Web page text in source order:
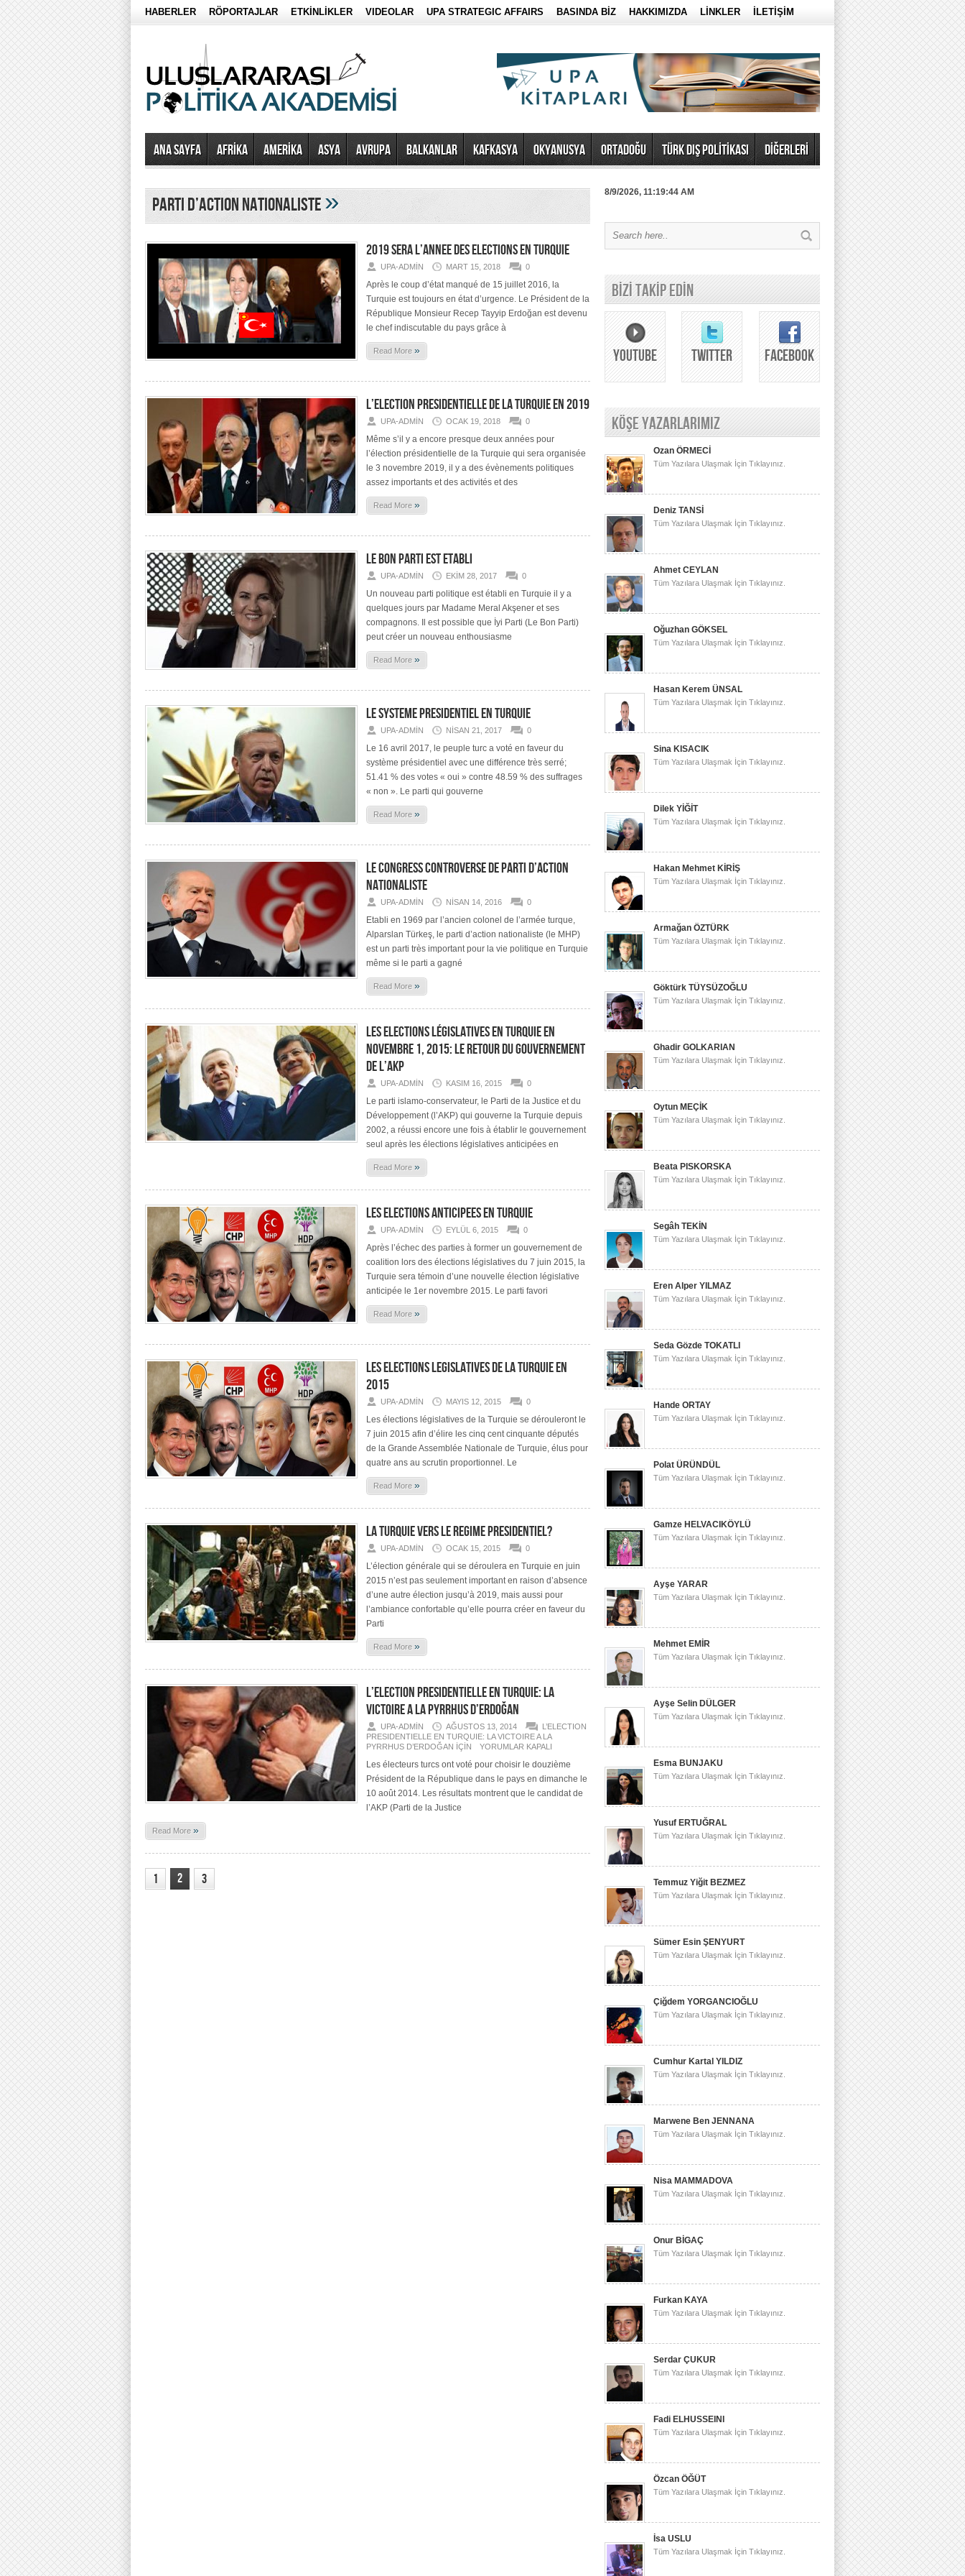
HABERLER RÖPORTAJLAR ETKİNLİKLER VIDEOLAR UPA STRATEGIC AFFAIRS BASINDA BİZ HAKKIMIZDA LİNKLER İLETİŞİM
Ana Sayfa AFRİKA AMERİKA ASYA AVRUPA BALKANLAR KAFKASYA OKYANUSYA ORTADOĞU TÜRK DIŞ POLİTİKASI DİĞERLERİ
Parti d’Action Nationaliste»
2019 SERA L’ANNEE DES ELECTIONS EN TURQUIE
UPA-ADMIN MART 15, 2018 0
Après le coup d’état manqué de 15 juillet 2016, la
Turquie est toujours en état d’urgence. Le Président de la
République Monsieur Recep Tayyip Erdoğan est devenu
le chef indiscutable du pays grâce à
Read More »
L’ELECTION PRESIDENTIELLE DE LA TURQUIE EN 2019
UPA-ADMIN OCAK 19, 2018 0
Même s’il y a encore presque deux années pour
l’élection présidentielle de la Turquie qui sera organisée
le 3 novembre 2019, il y a des évènements politiques
assez importants et des activités et des
Read More »
LE BON PARTI EST ETABLI
UPA-ADMIN EKIM 28, 2017 0
Un nouveau parti politique est établi en Turquie il y a
quelques jours par Madame Meral Akşener et ses
compagnons. Il est possible que İyi Parti (Le Bon Parti)
peut créer un nouveau enthousiasme
Read More »
LE SYSTEME PRESIDENTIEL EN TURQUIE
UPA-ADMIN NISAN 21, 2017 0
Le 16 avril 2017, le peuple turc a voté en faveur du
système présidentiel avec une différence très serré;
51.41 % des votes « oui » contre 48.59 % des suffrages
« non ». Le parti qui gouverne
Read More »
LE CONGRESS CONTROVERSE DE PARTI D’ACTION
NATIONALISTE
UPA-ADMIN NISAN 14, 2016 0
Etabli en 1969 par l’ancien colonel de l’armée turque,
Alparslan Türkeş, le parti d’action nationaliste (le MHP)
est un parti très important pour la vie politique en Turquie
même si le parti a gagné
Read More »
Les Elections Législatives en Turquie en
Novembre 1, 2015: Le Retour du Gouvernement
de l’AKP
UPA-ADMIN KASIM 16, 2015 0
Le parti islamo-conservateur, le Parti de la Justice et du
Développement (l’AKP) qui gouverne la Turquie depuis
2002, a réussi encore une fois à établir le gouvernement
seul après les élections législatives anticipées en
Read More »
LES ELECTIONS ANTICIPEES EN TURQUIE
UPA-ADMIN EYLÜL 6, 2015 0
Après l’échec des parties à former un gouvernement de
coalition lors des élections législatives du 7 juin 2015, la
Turquie sera témoin d’une nouvelle élection législative
anticipée le 1er novembre 2015. Le parti favori
Read More »
LES ELECTIONS LEGISLATIVES DE LA TURQUIE EN
2015
UPA-ADMIN MAYIS 12, 2015 0
Les élections législatives de la Turquie se dérouleront le
7 juin 2015 afin d’élire les cinq cent cinquante députés
de la Grande Assemblée Nationale de Turquie, élus pour
quatre ans au scrutin proportionnel. Le
Read More »
LA TURQUIE VERS LE REGIME PRESIDENTIEL?
UPA-ADMIN OCAK 15, 2015 0
L’élection générale qui se déroulera en Turquie en juin
2015 n’est pas seulement important en raison d’absence
d’une autre élection jusqu’à 2019, mais aussi pour
l’ambiance confortable qu’elle pourra créer en faveur du
Parti
Read More »
L’ELECTION PRESIDENTIELLE EN TURQUIE: LA
VICTOIRE A LA PYRRHUS D’ERDOĞAN
UPA-ADMIN AĞUSTOS 13, 2014
L’ELECTION
PRESIDENTIELLE EN TURQUIE: LA VICTOIRE A LA
PYRRHUS D’ERDOĞAN IÇIN
YORUMLAR KAPALI
Les électeurs turcs ont voté pour choisir le douzième
Président de la République dans le pays en dimanche le
10 août 2014. Les résultats montrent que le candidat de
l’AKP (Parti de la Justice
Read More »
1 2 3
8/9/2026, 11:19:44 AM
BİZİ TAKİP EDİN
YOUTUBE TWITTER FACEBOOK
KÖŞE YAZARLARIMIZ
Ozan ÖRMECİ
Tüm Yazılara Ulaşmak İçin Tıklayınız.
Deniz TANSİ
Tüm Yazılara Ulaşmak İçin Tıklayınız.
Ahmet CEYLAN
Tüm Yazılara Ulaşmak İçin Tıklayınız.
Oğuzhan GÖKSEL
Tüm Yazılara Ulaşmak İçin Tıklayınız.
Hasan Kerem ÜNSAL
Tüm Yazılara Ulaşmak İçin Tıklayınız.
Sina KISACIK
Tüm Yazılara Ulaşmak İçin Tıklayınız.
Dilek YİĞİT
Tüm Yazılara Ulaşmak İçin Tıklayınız.
Hakan Mehmet KİRİŞ
Tüm Yazılara Ulaşmak İçin Tıklayınız.
Armağan ÖZTÜRK
Tüm Yazılara Ulaşmak İçin Tıklayınız.
Göktürk TÜYSÜZOĞLU
Tüm Yazılara Ulaşmak İçin Tıklayınız.
Ghadir GOLKARIAN
Tüm Yazılara Ulaşmak İçin Tıklayınız.
Oytun MEÇİK
Tüm Yazılara Ulaşmak İçin Tıklayınız.
Beata PISKORSKA
Tüm Yazılara Ulaşmak İçin Tıklayınız.
Segâh TEKİN
Tüm Yazılara Ulaşmak İçin Tıklayınız.
Eren Alper YILMAZ
Tüm Yazılara Ulaşmak İçin Tıklayınız.
Seda Gözde TOKATLI
Tüm Yazılara Ulaşmak İçin Tıklayınız.
Hande ORTAY
Tüm Yazılara Ulaşmak İçin Tıklayınız.
Polat ÜRÜNDÜL
Tüm Yazılara Ulaşmak İçin Tıklayınız.
Gamze HELVACIKÖYLÜ
Tüm Yazılara Ulaşmak İçin Tıklayınız.
Ayşe YARAR
Tüm Yazılara Ulaşmak İçin Tıklayınız.
Mehmet EMİR
Tüm Yazılara Ulaşmak İçin Tıklayınız.
Ayşe Selin DÜLGER
Tüm Yazılara Ulaşmak İçin Tıklayınız.
Esma BUNJAKU
Tüm Yazılara Ulaşmak İçin Tıklayınız.
Yusuf ERTUĞRAL
Tüm Yazılara Ulaşmak İçin Tıklayınız.
Temmuz Yiğit BEZMEZ
Tüm Yazılara Ulaşmak İçin Tıklayınız.
Sümer Esin ŞENYURT
Tüm Yazılara Ulaşmak İçin Tıklayınız.
Çiğdem YORGANCIOĞLU
Tüm Yazılara Ulaşmak İçin Tıklayınız.
Cumhur Kartal YILDIZ
Tüm Yazılara Ulaşmak İçin Tıklayınız.
Marwene Ben JENNANA
Tüm Yazılara Ulaşmak İçin Tıklayınız.
Nisa MAMMADOVA
Tüm Yazılara Ulaşmak İçin Tıklayınız.
Onur BİGAÇ
Tüm Yazılara Ulaşmak İçin Tıklayınız.
Furkan KAYA
Tüm Yazılara Ulaşmak İçin Tıklayınız.
Serdar ÇUKUR
Tüm Yazılara Ulaşmak İçin Tıklayınız.
Fadi ELHUSSEINI
Tüm Yazılara Ulaşmak İçin Tıklayınız.
Özcan ÖĞÜT
Tüm Yazılara Ulaşmak İçin Tıklayınız.
İsa USLU
Tüm Yazılara Ulaşmak İçin Tıklayınız.